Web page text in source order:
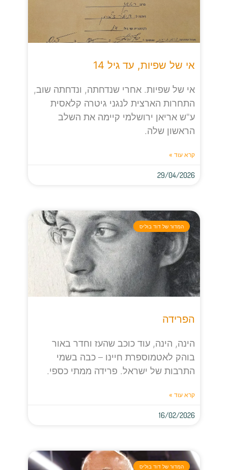
אי של שפיות, עד גיל 14
אי של שפיות. אחרי שנדחתה, ונדחתה שוב,
התחרות הארצית לנגני גיטרה קלאסית
ע"ש אריאן ירושלמי קיימה את השלב
הראשון שלה.
קרא עוד »
29/04/2026
המדור של דוד בוליס
הפרידה
הינה, הינה, עוד כוכב שהעז וחדר באור
בוהק לאטמוספרת חיינו – כבה בשמי
התרבות של ישראל. פרידה ממתי כספי.
קרא עוד »
16/02/2026
המדור של דוד בוליס